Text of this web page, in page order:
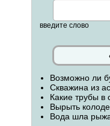
введите слово
Возможно ли
Скважина из
Какие трубы в
Вырыть
Вода шла